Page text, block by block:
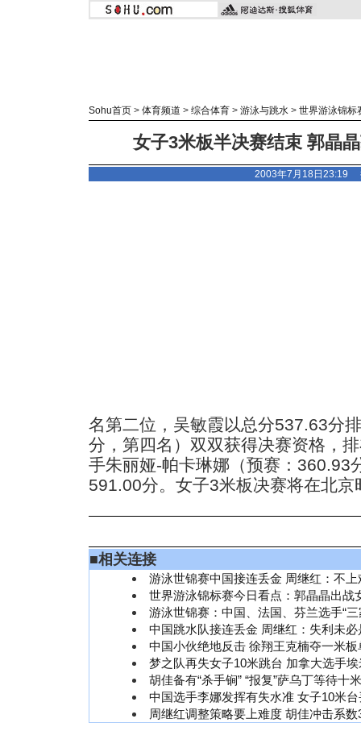
Sohu首页 > 体育频道 > 综合体育 > 游泳与跳水 > 世界游泳锦标
女子3米板半决赛结束 郭晶
2003年7月18日23:19
名第二位，吴敏霞以总分537.63分
分，第四名）双双获得决赛资格，
手朱丽娅-帕卡琳娜（预赛：360.93
591.00分。女子3米板决赛将在北
■相关连接
游泳世锦赛中国接连丢金 周继红：不
世界游泳锦标赛今日看点：郭晶晶出战
游泳世锦赛：中国、法国、芬兰选手“三
中国跳水队接连丢金 周继红：失利未必
中国小伙绝地反击 徐翔王克楠夺一米
梦之队再失女子10米跳台 加拿大选手
胡佳备有“杀手锏” “报复”萨乌丁等待十
中国选手李娜发挥有失水准 女子10米
周继红调整策略要上难度 胡佳冲击系